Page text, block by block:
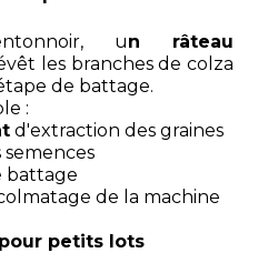
un râteau
les branches de colza
de battage.
:
d'extraction des graines
semences
battage
de la machine
petits lots